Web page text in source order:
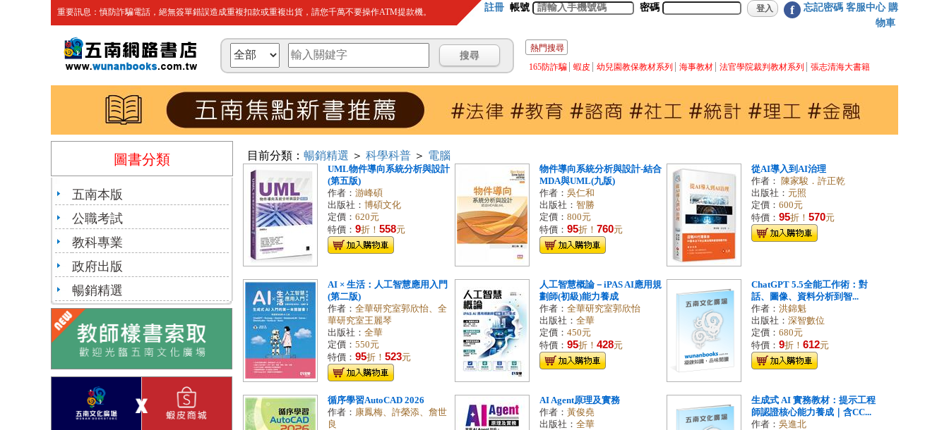
重要訊息：慎防詐騙電話，絕無簽單錯誤造成重複扣款或重複出貨，請您千萬不要操作ATM提款機。 註冊 帳號 密碼 f 忘記密碼 客服中心 購
物車
熱門搜尋
165防詐騙
蝦皮 幼兒園教保教材系列 海事教材 法官學院裁判教材系列 張志清海大書籍
圖書分類
五南本版
公職考試
教科專業
政府出版
暢銷精選
目前分類： 暢銷精選 ＞ 科學科普 ＞ 電腦
UML物件導向系統分析與設計
(第五版)
作者： 游峰碩
出版社： 博碩文化
定價： 620元
特價： 9折！ 558元
物件導向系統分析與設計-結合
MDA與UML(九版)
作者： 吳仁和
出版社： 智勝
定價： 800元
特價： 95折！ 760元
從AI導入到AI治理
作者：
陳家駿．許正乾
出版社： 元照
定價： 600元
特價： 95折！ 570元
AI × 生活：人工智慧應用入門
(第二版)
作者： 全華研究室郭欣怡、全
華研究室王麗琴
出版社： 全華
定價： 550元
特價： 95折！ 523元
人工智慧概論－iPAS AI應用規
劃師(初級)能力養成
作者： 全華研究室郭欣怡
出版社： 全華
定價： 450元
特價： 95折！ 428元
ChatGPT 5.5全能工作術：對
話、圖像、資料分析到智...
作者： 洪錦魁
出版社： 深智數位
定價： 680元
特價： 9折！ 612元
循序學習AutoCAD 2026
作者： 康鳳梅、許榮添、詹世
良
AI Agent原理及實務
作者： 黃俊堯
出版社： 全華
生成式 AI 實務教材：提示工程
師認證核心能力養成｜含CC...
作者： 吳進北